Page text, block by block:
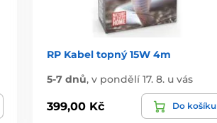
RP Kabel topný 15W 4m
5-7 dnů, v pondělí 17. 8. u vás
399,00 Kč Do košíku